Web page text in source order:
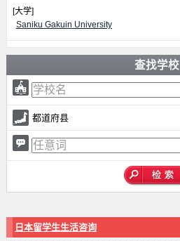
[大学]
Saniku Gakuin University
查找学校
都道府县
日本留学生生活咨询